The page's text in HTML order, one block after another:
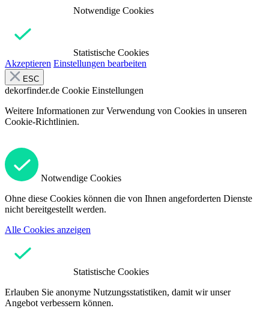
Notwendige Cookies
Statistische Cookies
Akzeptieren Einstellungen bearbeiten
ESC
dekorfinder.de Cookie Einstellungen
Weitere Informationen zur Verwendung von Cookies in unseren
Cookie-Richtlinien.
Notwendige Cookies
Ohne diese Cookies können die von Ihnen angeforderten Dienste
nicht bereitgestellt werden.
Alle Cookies anzeigen
Statistische Cookies
Erlauben Sie anonyme Nutzungsstatistiken, damit wir unser
Angebot verbessern können.